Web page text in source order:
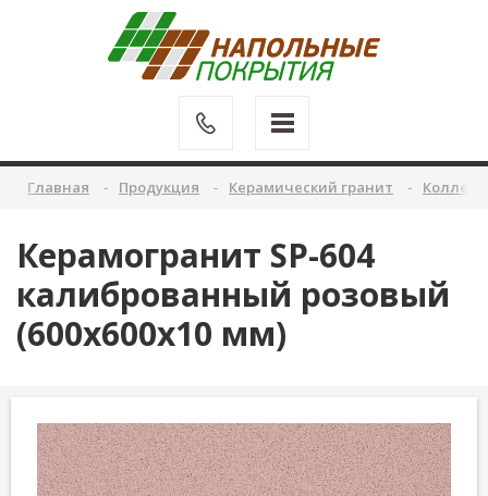
Главная Продукция Керамический гранит
Керамогранит SP-604
калиброванный розовый
(600х600х10 мм)